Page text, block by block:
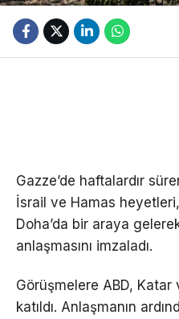
Gazze’de haftalardır
İsrail ve Hamas
Doha’da bir araya
anlaşmasını imzaladı.
Görüşmelere ABD, Katar
katıldı. Anlaşmanın